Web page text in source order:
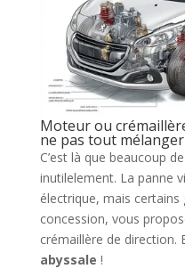
Moteur ou
ne pas tout mélanger
C’est là que beaucoup
inutilelement. La panne
électrique, mais
concession, vous
crémaillère de direction.
abyssale !